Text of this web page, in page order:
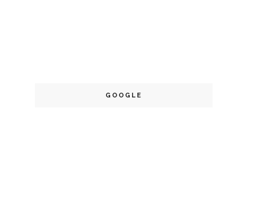
GOOGLE